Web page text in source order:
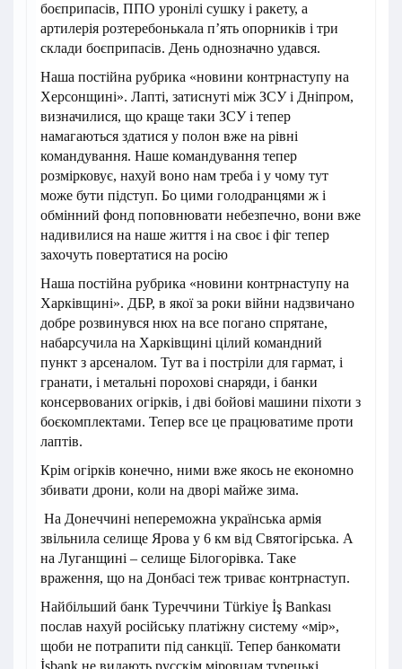
боєприпасів, ППО уронілі сушку і ракету, а
артилерія розтеребонькала п’ять опорників і три
склади боєприпасів. День однозначно удався.
Наша постійна рубрика «новини контрнаступу на
Херсонщині». Лапті, затиснуті між ЗСУ і Дніпром,
визначилися, що краще таки ЗСУ і тепер
намагаються здатися у полон вже на рівні
командування. Наше командування тепер
розмірковує, нахуй воно нам треба і у чому тут
може бути підступ. Бо цими голодранцями ж і
обмінний фонд поповнювати небезпечно, вони вже
надивилися на наше життя і на своє і фіг тепер
захочуть повертатися на росію
Наша постійна рубрика «новини контрнаступу на
Харківщині». ДБР, в якої за роки війни надзвичано
добре розвинувся нюх на все погано спрятане,
набарсучила на Харківщині цілий командний
пункт з арсеналом. Тут ва і постріли для гармат, і
гранати, і метальні порохові снаряди, і банки
консервованих огірків, і дві бойові машини піхоти з
боєкомплектами. Тепер все це працюватиме проти
лаптів.
Крім огірків конечно, ними вже якось не економно
збивати дрони, коли на дворі майже зима.
На Донеччині непереможна українська армія
звільнила селище Ярова у 6 км від Святогірська. А
на Луганщині – селище Білогорівка. Таке
враження, що на Донбасі теж триває контрнаступ.
Найбільший банк Туреччини Türkiye İş Bankası
послав нахуй російську платіжну систему «мір»,
щоби не потрапити під санкції. Тепер банкомати